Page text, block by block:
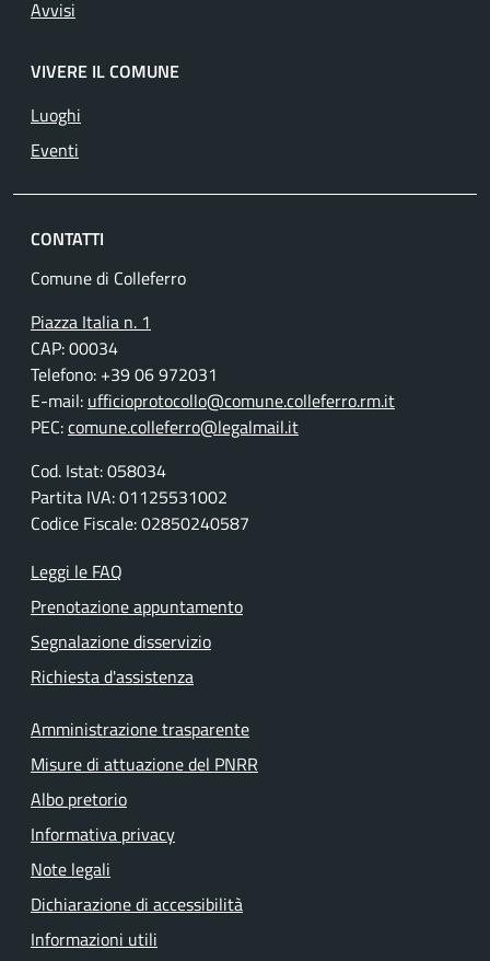
Avvisi
VIVERE IL COMUNE
Luoghi
Eventi
CONTATTI
Comune di Colleferro
Piazza Italia n. 1
CAP: 00034
Telefono: +39 06 972031
E-mail: ufficioprotocollo@comune.colleferro.rm.it
PEC:comune.colleferro@legalmail.it
Cod. Istat: 058034
Partita IVA: 01125531002
Codice Fiscale: 02850240587
Leggi le FAQ
Prenotazione appuntamento
Segnalazione disservizio
Richiesta d'assistenza
Amministrazione trasparente
Misure di attuazione del PNRR
Albo pretorio
Informativa privacy
Note legali
Dichiarazione di accessibilità
Informazioni utili